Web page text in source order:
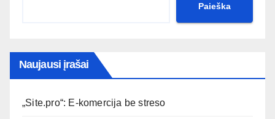
Paieška
Naujausi įrašai
„Site.pro“: E-komercija be streso